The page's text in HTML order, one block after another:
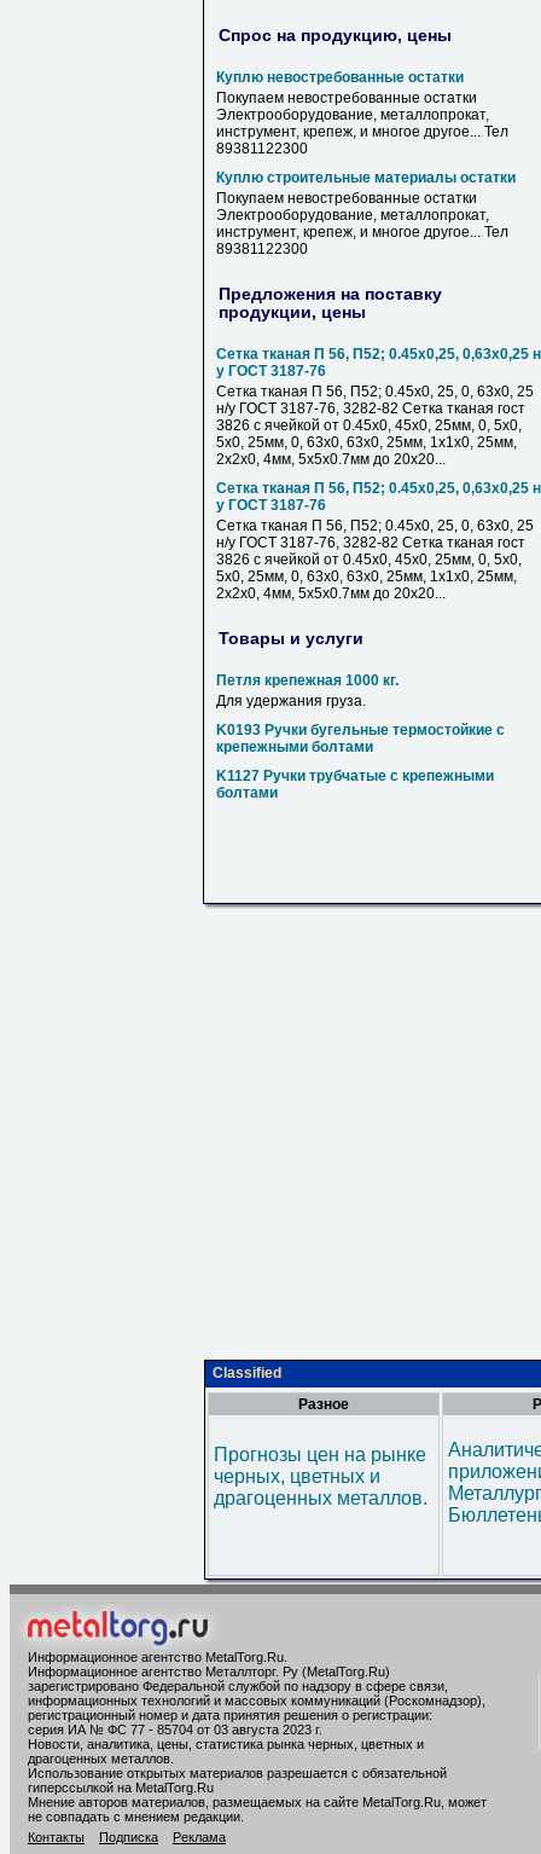
Спрос на продукцию, цены
Куплю невостребованные остатки
Покупаем невостребованные остатки
Электрооборудование, металлопрокат,
инструмент, крепеж, и многое другое... Тел
89381122300
Куплю строительные материалы остатки
Покупаем невостребованные остатки
Электрооборудование, металлопрокат,
инструмент, крепеж, и многое другое... Тел
89381122300
Предложения на поставку
продукции, цены
Сетка тканая П 56, П52; 0.45х0,25, 0,63х0,25
у ГОСТ 3187-76
Сетка тканая П 56, П52; 0.45х0, 25, 0, 63х0, 25
н/у ГОСТ 3187-76, 3282-82 Сетка тканая гост
3826 с ячейкой от 0.45х0, 45х0, 25мм, 0, 5х0,
5х0, 25мм, 0, 63х0, 63х0, 25мм, 1х1х0, 25мм,
2х2х0, 4мм, 5х5х0.7мм до 20х20...
Сетка тканая П 56, П52; 0.45х0,25, 0,63х0,25
у ГОСТ 3187-76
Сетка тканая П 56, П52; 0.45х0, 25, 0, 63х0, 25
н/у ГОСТ 3187-76, 3282-82 Сетка тканая гост
3826 с ячейкой от 0.45х0, 45х0, 25мм, 0, 5х0,
5х0, 25мм, 0, 63х0, 63х0, 25мм, 1х1х0, 25мм,
2х2х0, 4мм, 5х5х0.7мм до 20х20...
Товары и услуги
Петля крепежная 1000 кг.
Для удержания груза.
K0193 Ручки бугельные термостойкие с
крепежными болтами
K1127 Ручки трубчатые с крепежными
болтами
Classified
Разное
Прогнозы цен на рынке
черных, цветных и
драгоценных металлов.
Информационное агентство MetalTorg.Ru
Информационное агентство Металлторг. Ру (MetalTorg.Ru)
зарегистрировано Федеральной службой по надзору в сфере связи,
информационных технологий и массовых коммуникаций (Роскомнадзор),
регистрационный номер и дата принятия решения о регистрации:
серия ИА № ФС 77 - 85704 от 03 августа 2023 г.
Новости, аналитика, цены, статистика рынка черных, цветных и
драгоценных металлов.
Использование открытых материалов разрешается с обязательной
гиперссылкой на MetalTorg.Ru
Мнение авторов материалов, размещаемых на сайте MetalTorg.Ru, может
не совпадать с мнением редакции.
Контакты
Подписка Реклама